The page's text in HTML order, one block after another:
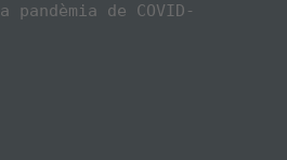
pandèmia de COVID-